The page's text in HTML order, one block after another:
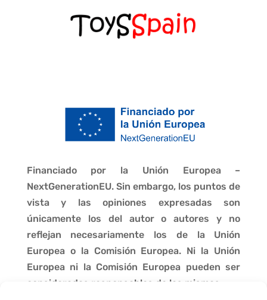
Financiado por la Unión Europea –
NextGenerationEU. Sin embargo, los puntos de
vista y las opiniones expresadas son
únicamente los del autor o autores y no
reflejan necesariamente los de la Unión
Europea o la Comisión Europea. Ni la Unión
Europea ni la Comisión Europea pueden ser
consideradas responsables de las mismas.